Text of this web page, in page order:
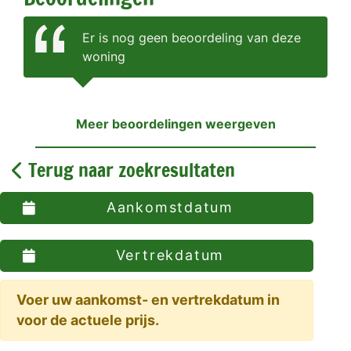
Er is nog geen beoordeling van deze
woning
Meer beoordelingen weergeven
Terug naar zoekresultaten
Aankomstdatum
Vertrekdatum
Voer uw aankomst- en vertrekdatum in
voor de actuele prijs.